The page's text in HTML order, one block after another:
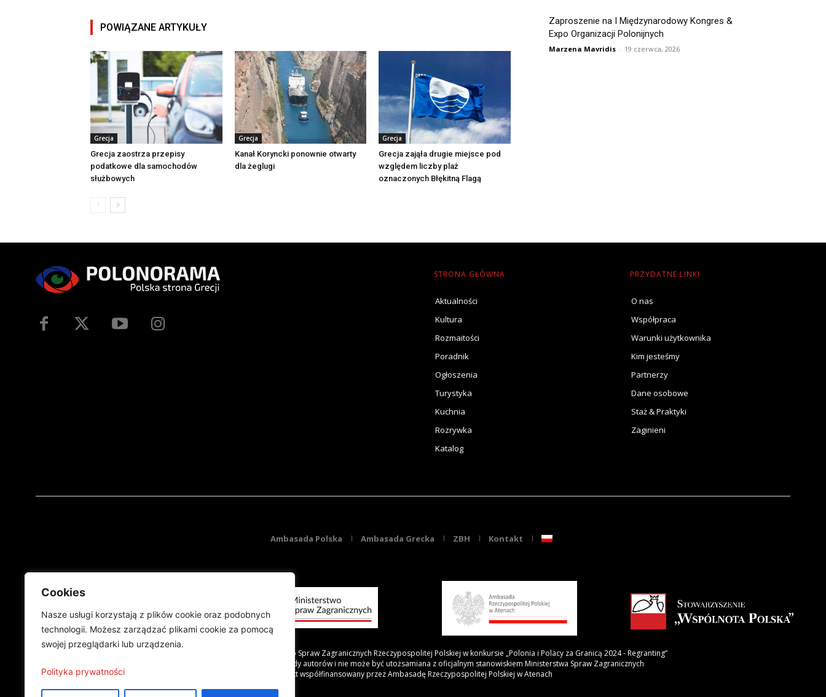
Cookies
Nasze usługi korzystają z plików cookie oraz podobnych
technologii. Możesz zarządzać plikami cookie za pomocą
swojej przeglądarki lub urządzenia.
Polityka prywatności
POWIĄZANE ARTYKUŁY
Grecja
Grecja zaostrza przepisy
podatkowe dla samochodów
służbowych
Grecja
Kanał Koryncki ponownie otwarty
dla żeglugi
Grecja
Grecja zająła drugie miejsce pod
względem liczby plaż
oznaczonych Błękitną Flagą
Zaproszenie na I Międzynarodowy Kongres &
Expo Organizacji Polonijnych
Marzena Mavridis - 19 czerwca, 2026
STRONA GŁÓWNA
Aktualności
Kultura
Rozmaitości
Poradnik
Ogłoszenia
Turystyka
Kuchnia
Rozrywka
Katalog
PRZYDATNE LINKI
O nas
Współpraca
Warunki użytkownika
Kim jesteśmy
Partnerzy
Dane osobowe
Staż & Praktyki
Zaginieni
Ambasada Polska Ambasada Grecka ZBH Kontakt
Projekt finansowany przez Ministerstwo Spraw Zagranicznych Rzeczypospolitej Polskiej w konkursie „Polonia i Polacy za Granicą 2024 - Regranting”
Publikacja wyraża jedynie poglądy autorów i nie może być utożsamiana z oficjalnym stanowiskiem Ministerstwa Spraw Zagranicznych
Projekt współfinansowany przez Ambasadę Rzeczypospolitej Polskiej w Atenach